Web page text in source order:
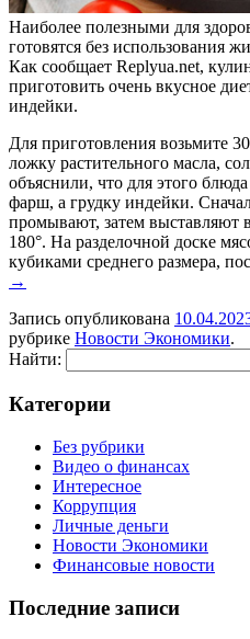
Наиболее полезными для
готовятся без использования
Как сообщает Replyua.net,
приготовить очень вкусное
индейки.
Для приготовления возьмите
ложку растительного масла,
объяснили, что для этого
фарш, а грудку индейки.
промывают, затем выставляют
180°. На разделочной доске
кубиками среднего размера,
→
Запись опубликована
рубрике Новости Экономики.
Найти:
Категории
Без рубрики
Видео о финансах
Интересное
Коррупция
Личные деньги
Новости Экономики
Финансовые новости
Последние записи